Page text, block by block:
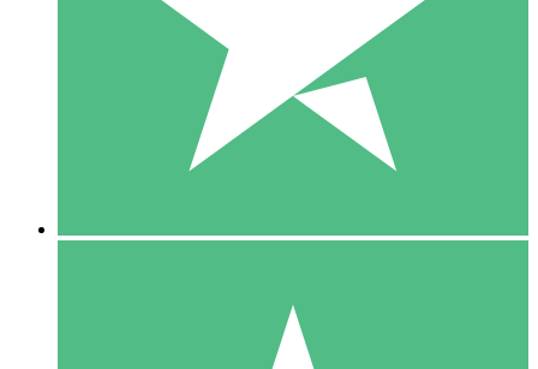
1 Téléchargement
10 00
10 Téléchargements
20 00